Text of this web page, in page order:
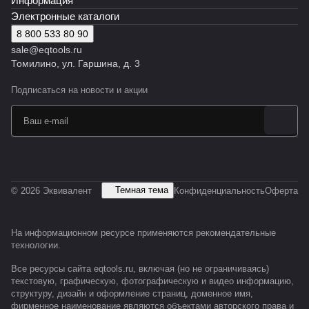
Электронные каталоги
8 800 533 80 90
sale@eqtools.ru
Томилино, ул. Гаршина, д. 3
Подписаться на новости и акции
© 2026 Эквивалент Темная тема КонфиденциальностьОферта
На информационном ресурсе применяются рекомендательные
технологии.
Все ресурсы сайта eqtools.ru, включая (но не ограничиваясь)
текстовую, графическую, фотографическую и видео информацию,
структуру, дизайн и оформление страниц, доменное имя,
фирменное наименование являются объектами авторского права и